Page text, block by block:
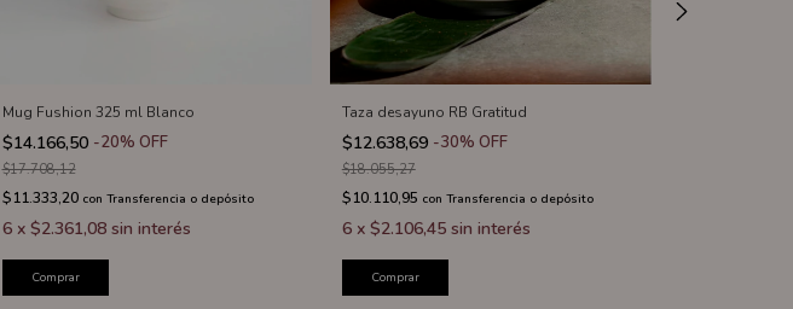
Mug Fushion 325 ml Blanco
$14.166,50 -20% OFF
$17.708,12
$11.333,20 con Transferencia o depósito
6 x $2.361,08 sin interés
Comprar
Taza desayuno RB Gratitud
$12.638,69 -30% OFF
$18.055,27
$10.110,95 con Transferencia o depósito
6 x $2.106,45 sin interés
Comprar